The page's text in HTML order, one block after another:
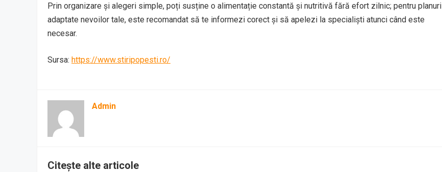
Prin organizare și alegeri simple, poți susține o alimentație constantă și nutritivă fără efort zilnic; pentru planuri
adaptate nevoilor tale, este recomandat să te informezi corect și să apelezi la specialiști atunci când este
necesar.
Sursa: https://www.stiripopesti.ro/
Admin
Citește alte articole